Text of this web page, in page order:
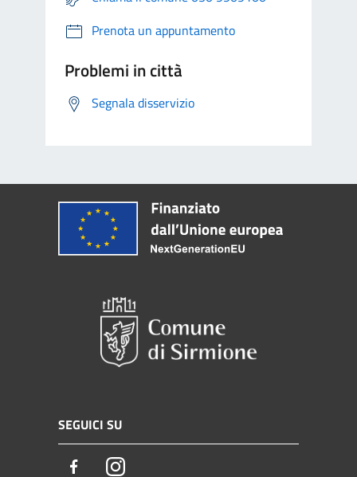
Prenota un appuntamento
Problemi in città
Segnala disservizio
SEGUICI SU
FacebookInstagram